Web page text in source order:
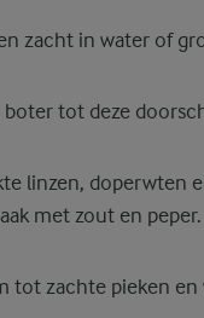
zacht in water of
tot deze
linzen, doperwten
met zout en peper.
tot zachte pieken